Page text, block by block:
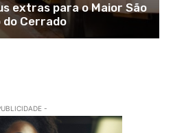
extras para o Maior São
do Cerrado
-